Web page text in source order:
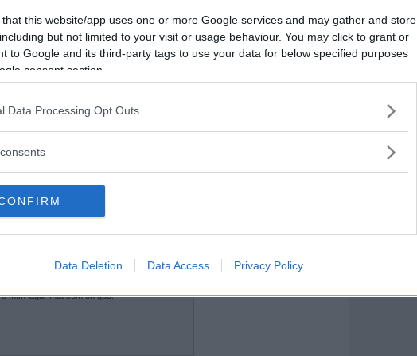
that this website/app uses one or more Google services and may gather and store
but not limited to your visit or usage behaviour. You may click to grant or
to Google and its third-party tags to use your data for below specified purposes
consent section.
Data Processing Opt Outs
Data Deletion Data Access Privacy Policy
japanerna behöver mycket av?
2011-03-20 15:49
världen?
men lagar mat som en gud!
Vill du bli
medlem?